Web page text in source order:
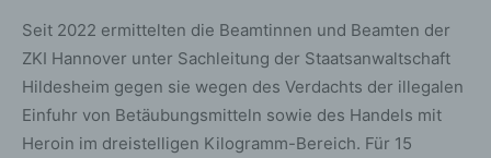
Seit 2022 ermittelten die Beamtinnen und Beamten der
ZKI Hannover unter Sachleitung der Staatsanwaltschaft
Hildesheim gegen sie wegen des Verdachts der illegalen
Einfuhr von Betäubungsmitteln sowie des Handels mit
Heroin im dreistelligen Kilogramm-Bereich. Für 15